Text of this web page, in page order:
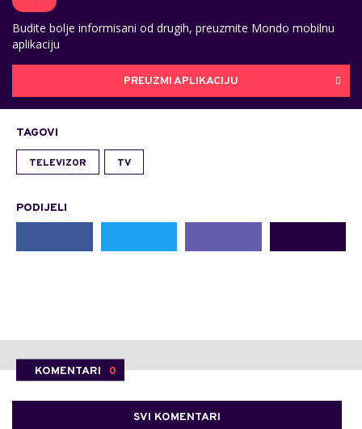
Budite bolje informisani od drugih, preuzmite Mondo mobilnu
aplikaciju
PREUZMI APLIKACIJU
TAGOVI
TELEVIZOR TV
PODIJELI
KOMENTARI 0
SVI KOMENTARI